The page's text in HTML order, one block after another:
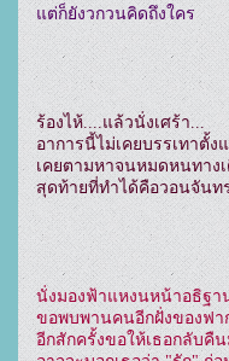
ร้องไห้....แล้วนั่งเศร้า...
อาการนี้ไม่เคยบรรเทาตั้ง
เคยตามหาจนหมดหนทาง
นั่งมองฟ้าแหงนหน้าอธิฐา
ขอพบพานคนอีกฝั่งของฟา
อีกสักครั้งขอให้เธอกลับคืน